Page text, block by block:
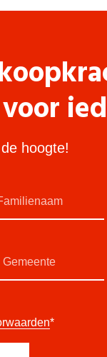
hoogte!
*